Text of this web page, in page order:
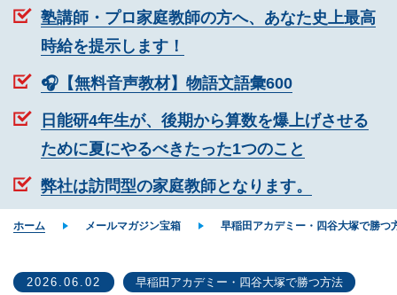
塾講師・プロ家庭教師の方へ、あなた史上最高
時給を提示します！
🎧【無料音声教材】物語文語彙600
日能研4年生が、後期から算数を爆上げさせる
ために夏にやるべきたった1つのこと
弊社は訪問型の家庭教師となります。
ホーム メールマガジン宝箱 早稲田アカデミー・四谷大塚で勝つ
2026.06.02 早稲田アカデミー・四谷大塚で勝つ方法